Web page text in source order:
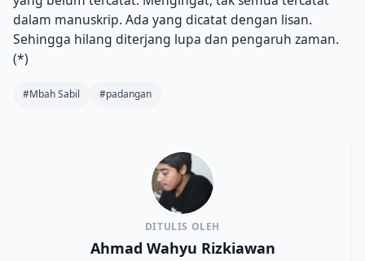
dalam manuskrip. Ada yang dicatat dengan lisan.
Sehingga hilang diterjang lupa dan pengaruh zaman.
(*)
#Mbah Sabil #padangan
DITULIS OLEH
Ahmad Wahyu Rizkiawan